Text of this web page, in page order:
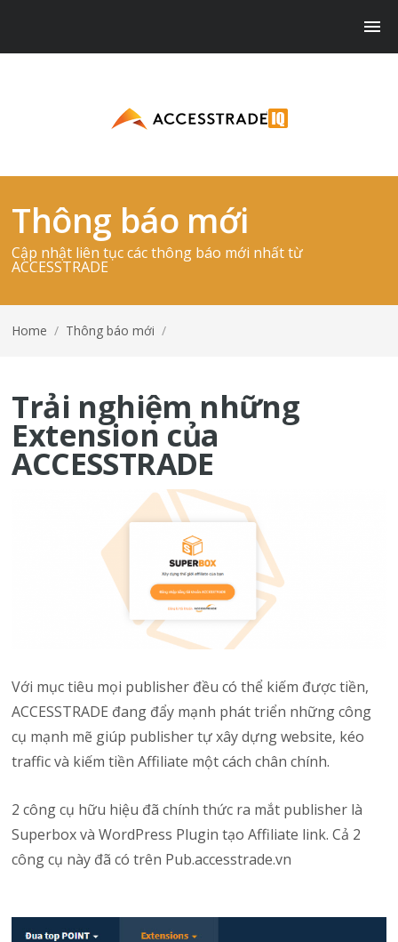
Thông báo mới
Cập nhật liên tục các thông báo mới nhất từ
ACCESSTRADE
Home / Thông báo mới /
Trải nghiệm những
Extension của
ACCESSTRADE
Với mục tiêu mọi publisher đều có thể kiếm được tiền,
ACCESSTRADE đang đẩy mạnh phát triển những công
cụ mạnh mẽ giúp publisher tự xây dựng website, kéo
traffic và kiếm tiền Affiliate một cách chân chính.
2 công cụ hữu hiệu đã chính thức ra mắt publisher là
Superbox và WordPress Plugin tạo Affiliate link. Cả 2
công cụ này đã có trên Pub.accesstrade.vn